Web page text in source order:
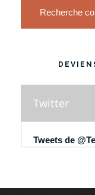
Recherche
Twitter
Tweets de